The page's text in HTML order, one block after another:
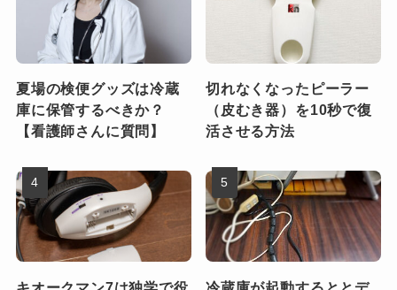
夏場の検便グッズは冷蔵
庫に保管するべきか？
【看護師さんに質問】
切れなくなったピーラー
（皮むき器）を10秒で復
活させる方法